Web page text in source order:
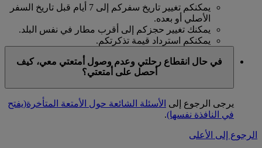
يمكنكم تغيير تاريخ سفركم إلى 7 أيام قبل تاريخ السفر
الأصلي أو بعده.
يمكنك تغيير حجزكم إلى أقرب مطار في نفس البلد.
يمكنكم استرداد قيمة تذكرتكم.
في حال انقطاع رحلتي وعدم وصول أمتعتي معي، كيف
أحصل على أمتعتي؟
يرجى الرجوع إلى الأسئلة الشائعة حول الأمتعة المتأخرة(يفتح
في النافذة نفسها).
الرجوع إلى الأعلى